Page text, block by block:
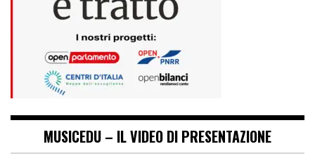
MUSICEDU – IL VIDEO DI PRESENTAZIONE